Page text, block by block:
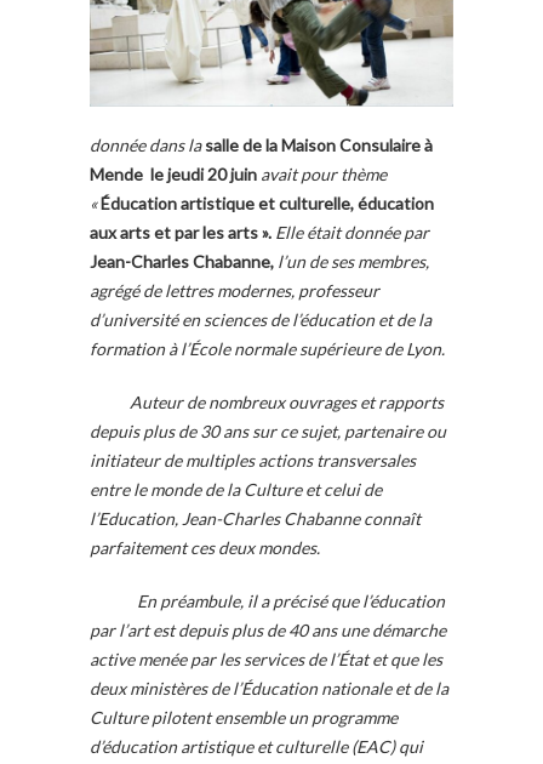
donnée dans lasalle de la Maison Consulaire à
Mende le jeudi 20 juin avait pour thème
«Éducation artistique et culturelle, éducation
aux arts et par les arts ». Elle était donnée par
Jean-Charles Chabanne, l’un de ses membres,
agrégé de lettres modernes, professeur
d’université en sciences de l’éducation et de la
formation à l’École normale supérieure de Lyon.
Auteur de nombreux ouvrages et rapports
depuis plus de 30 ans sur ce sujet, partenaire ou
initiateur de multiples actions transversales
entre le monde de la Culture et celui de
l’Education, Jean-Charles Chabanne connaît
parfaitement ces deux mondes.
En préambule, il a précisé que l’éducation
par l’art est depuis plus de 40 ans une démarche
active menée par les services de l’État et que les
deux ministères de l’Éducation nationale et de la
Culture pilotent ensemble un programme
d’éducation artistique et culturelle (EAC) qui